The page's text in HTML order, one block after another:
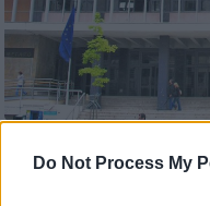
Do Not Process My